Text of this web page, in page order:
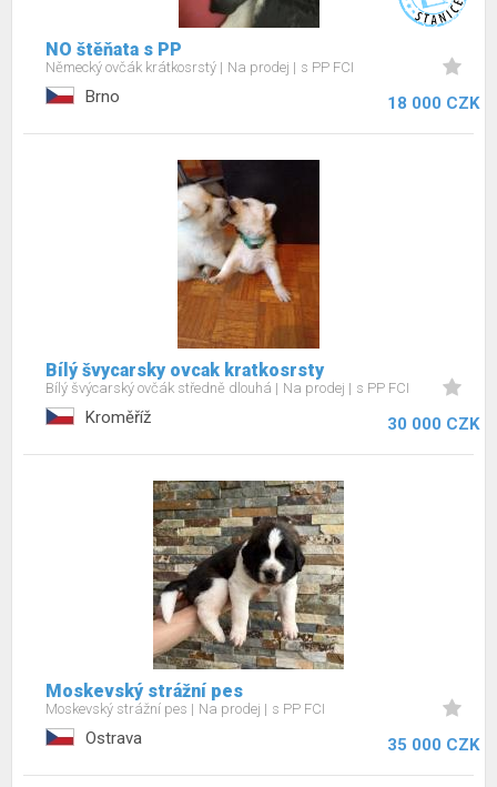
NO štěňata s PP
Německý ovčák krátkosrstý Na prodej s PP FCI
Brno 18 000 CZK
Bílý švycarsky ovcak kratkosrsty
Bílý švýcarský ovčák středně dlouhá Na prodej s PP FCI
Kroměříž 30 000 CZK
Moskevský strážní pes
Moskevský strážní pes Na prodej s PP FCI
Ostrava 35 000 CZK